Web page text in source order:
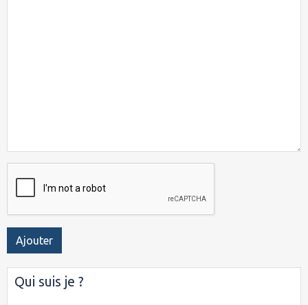
Ajouter
Qui suis je ?